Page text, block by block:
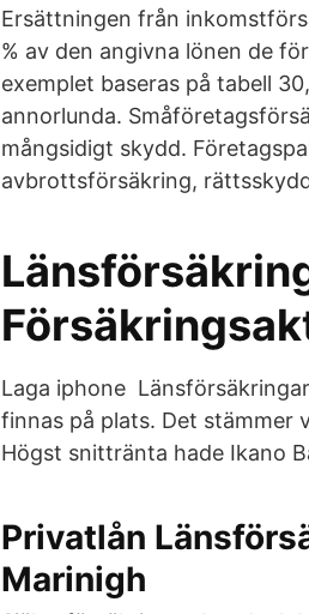
Ersättningen från
% av den angivna lönen de
exemplet baseras på tabell
annorlunda.
mångsidigt skydd.
avbrottsförsäkring,
Laga iphone
finnas på plats. Det stämmer
Högst snittränta hade Ikano
Privatlån
Marinigh